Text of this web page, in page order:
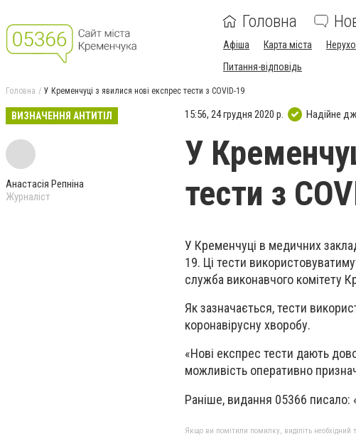
Головна
Афіша Карта міста
Питання-відповідь
Головна У Кременчуці з явилися нові експрес тести з COVID-19
ВИЗНАЧЕННЯ АНТИТІЛ
Анастасія Репніна
Журналіст
15:56, 24 грудня 2020 р. Надійне
У
тести з
У Кременчуці в медичних
19. Ці тести
служба виконавчого комітету
Як зазначається, тести
коронавірусну хворобу.
«Нові експрес тести дають
можливість оперативно
Раніше, видання 05366 писало:
Якщо ви помітили помилку, виділіть необхідний